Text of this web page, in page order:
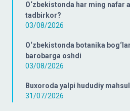
O‘zbekistonda har ming nafar
tadbirkor?
03/08/2026
O‘zbekistonda botanika
barobarga oshdi
03/08/2026
Buxoroda yalpi hududiy
31/07/2026